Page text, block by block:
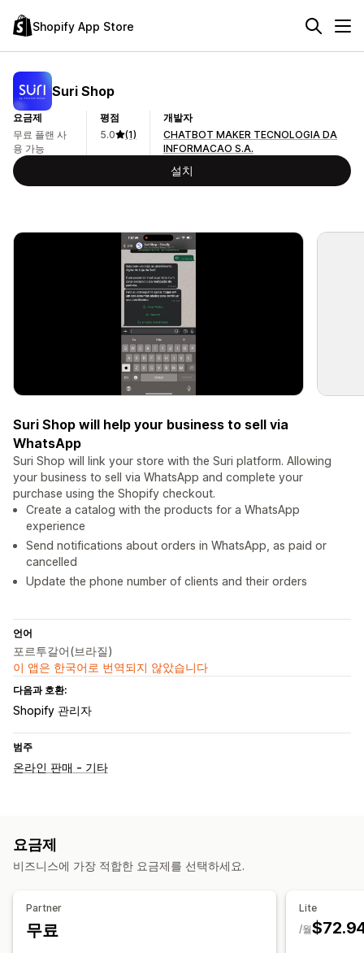
Shopify App Store
Suri Shop
요금제
무료 플랜 사
용 가능
평점
5.0
(1)
개발자
CHATBOT MAKER TECNOLOGIA DA
INFORMACAO S.A.
설치
Suri Shop will help your business to sell via
WhatsApp
Suri Shop will link your store with the Suri platform. Allowing
your business to sell via WhatsApp and complete your
purchase using the Shopify checkout.
Create a catalog with the products for a WhatsApp
experience
Send notifications about orders in WhatsApp, as paid or
cancelled
Update the phone number of clients and their orders
언어
포르투갈어(브라질)
이 앱은 한국어로 번역되지 않았습니다
다음과 호환:
Shopify 관리자
범주
온라인 판매 - 기타
요금제
비즈니스에 가장 적합한 요금제를 선택하세요.
Partner
무료
Lite
/월